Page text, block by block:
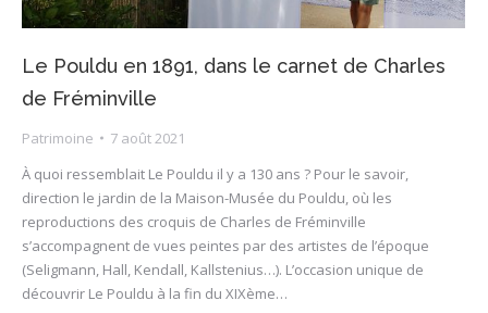
Le Pouldu en 1891, dans le carnet de Charles
de Fréminville
Patrimoine
7 août 2021
À quoi ressemblait Le Pouldu il y a 130 ans ? Pour le savoir,
direction le jardin de la Maison-Musée du Pouldu, où les
reproductions des croquis de Charles de Fréminville
s’accompagnent de vues peintes par des artistes de l’époque
(Seligmann, Hall, Kendall, Kallstenius…). L’occasion unique de
découvrir Le Pouldu à la fin du XIXème…